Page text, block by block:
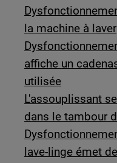
la machine à laver
affiche un
utilisée
L'assouplissant
dans le tambour
lave-linge émet